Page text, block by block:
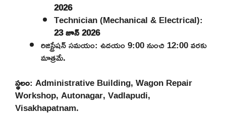
2026
Technician (Mechanical & Electrical):
23 జూన్ 2026
రిజిస్ట్రేషన్ సమయం: ఉదయం 9:00 నుంచి 12:00 వరకు
మాత్రమే.
స్థలం: Administrative Building, Wagon Repair
Workshop, Autonagar, Vadlapudi,
Visakhapatnam.